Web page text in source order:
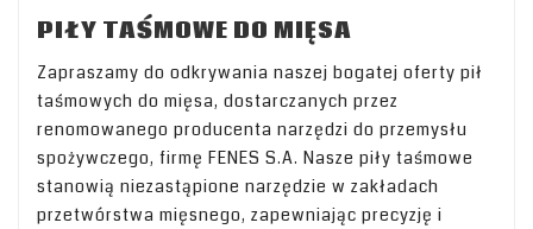
PIŁY TAŚMOWE DO MIĘSA
Zapraszamy do odkrywania naszej bogatej oferty pił
taśmowych do mięsa, dostarczanych przez
renomowanego producenta narzędzi do przemysłu
spożywczego, firmę FENES S.A. Nasze piły taśmowe
stanowią niezastąpione narzędzie w zakładach
przetwórstwa mięsnego, zapewniając precyzję i